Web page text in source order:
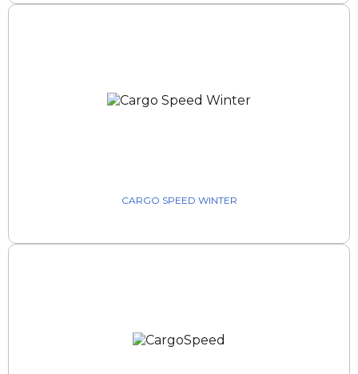
CARGO SPEED WINTER